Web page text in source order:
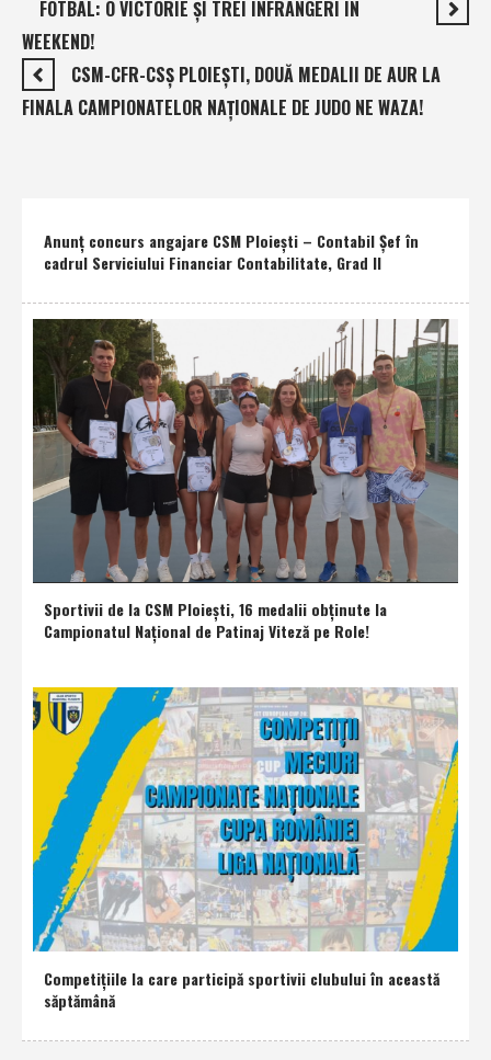
FOTBAL: O VICTORIE ŞI TREI ÎNFRÂNGERI ÎN
WEEKEND!
CSM-CFR-CSŞ PLOIEŞTI, DOUĂ MEDALII DE AUR LA
FINALA CAMPIONATELOR NAŢIONALE DE JUDO NE WAZA!
Anunţ concurs angajare CSM Ploieşti – Contabil Şef în
cadrul Serviciului Financiar Contabilitate, Grad II
Sportivii de la CSM Ploieşti, 16 medalii obţinute la
Campionatul Naţional de Patinaj Viteză pe Role!
Competiţiile la care participă sportivii clubului în această
săptămână